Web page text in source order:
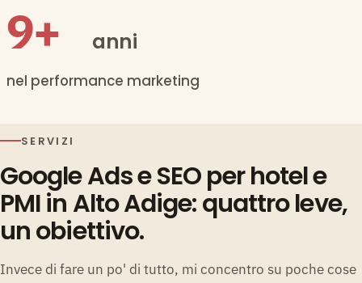
10+ anni
nel performance marketing
SERVIZI
Google Ads e SEO per hotel e
PMI in Alto Adige: quattro leve,
un obiettivo.
Invece di fare un po' di tutto, mi concentro su poche cose